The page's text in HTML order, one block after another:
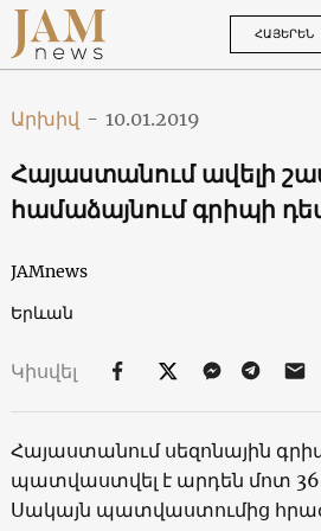
ՀԱՅԵՐԵՆ
Արխիվ - 10.01.2019
Հայաստանում ավելի
համաձայնում գրիպի
JAMnews
Երևան
Կիսվել
Հայաստանում սեզոնային
պատվաստվել է արդեն մոտ
Սակայն պատվաստումից